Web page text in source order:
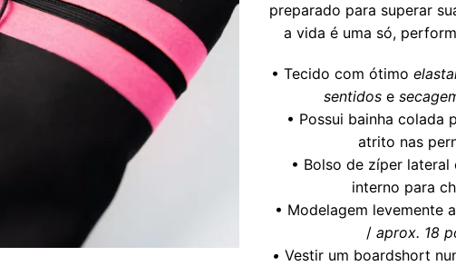
preparado para superar
a vida é uma só,
• Tecido com ótimo
sentidos e
• Possui bainha colada
atrito nas
• Bolso de zíper lateral
interno para
• Modelagem levemente
/ aprox. 18
• Vestir um boardshort